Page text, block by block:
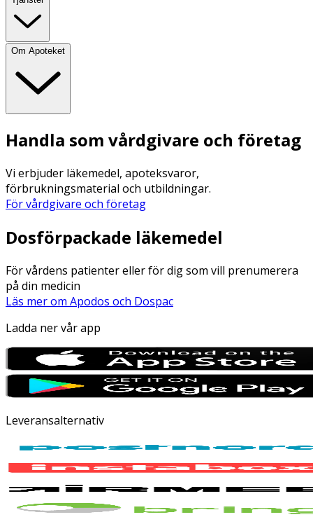
Om Apoteket
Handla som vårdgivare och företag
Vi erbjuder läkemedel, apoteksvaror,
förbrukningsmaterial och utbildningar.
För vårdgivare och företag
Dosförpackade läkemedel
För vårdens patienter eller för dig som vill prenumerera
på din medicin
Läs mer om Apodos och Dospac
Ladda ner vår app
Leveransalternativ